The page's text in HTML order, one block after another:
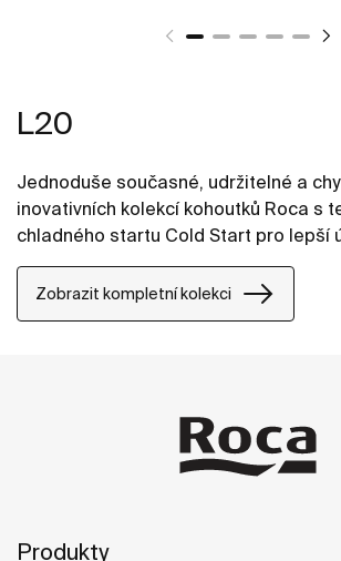
L20
Jednoduše současné, udržitelné a
inovativních kolekcí kohoutků Roca s
chladného startu Cold Start pro lepší
Zobrazit kompletní kolekci
Produkty